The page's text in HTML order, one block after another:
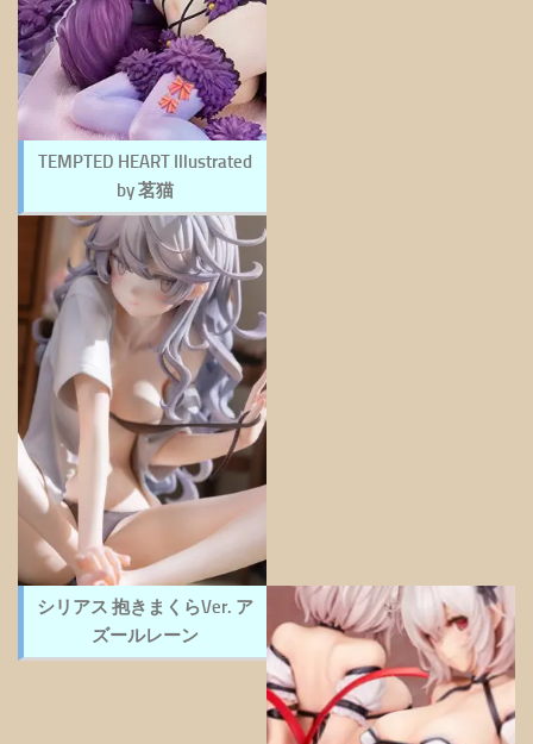
TEMPTED HEART Illustrated
by 茗猫
シリアス 抱きまくらVer. ア
ズールレーン